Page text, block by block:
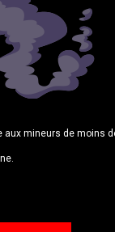
aux mineurs de moins
Quadra
en inhalation
saveurs et de
avec le
Elles
large surface